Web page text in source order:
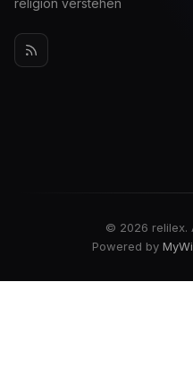
religion verstehen
© 2026 relilex.
Powered by